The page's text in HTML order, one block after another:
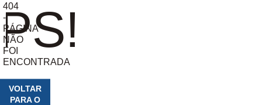
404
-
PÁGINA
NÃO
FOI
ENCONTRADA
VOLTAR
PARA O